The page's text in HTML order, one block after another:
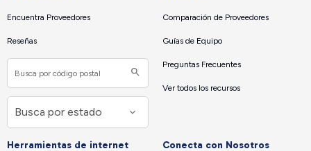
Encuentra Proveedores
Reseñas
Comparación de Proveedores
Guías de Equipo
Preguntas Frecuentes
Ver todos los recursos
Herramientas de internet Conecta con Nosotros